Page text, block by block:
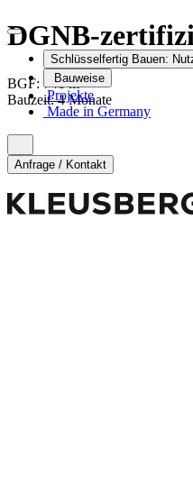
Schlüsselfertig Bauen:
Bauweise
Projekte
Made in Germany
Anfrage / Kontakt
DGNB-
BGF: 741m2
Bauzeit: 4 Monate